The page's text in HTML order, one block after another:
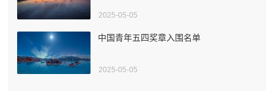
2025-05-05
中国青年五四奖章入围名单
2025-05-05